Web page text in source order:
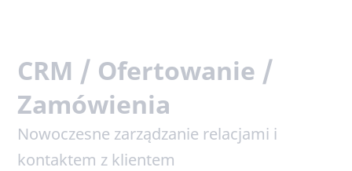
CRM / Ofertowanie /
Zamówienia
Nowoczesne zarządzanie relacjami i
kontaktem z klientem